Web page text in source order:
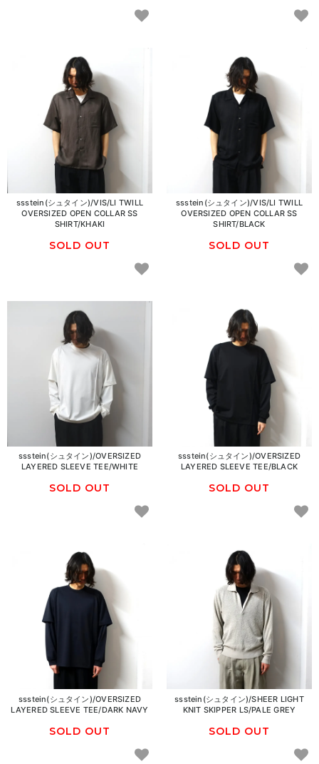
ssstein(シュタイン)/VIS/LI TWILL
OVERSIZED OPEN COLLAR SS
SHIRT/KHAKI
SOLD OUT
ssstein(シュタイン)/VIS/LI TWILL
OVERSIZED OPEN COLLAR SS
SHIRT/BLACK
SOLD OUT
ssstein(シュタイン)/OVERSIZED
LAYERED SLEEVE TEE/WHITE
SOLD OUT
ssstein(シュタイン)/OVERSIZED
LAYERED SLEEVE TEE/BLACK
SOLD OUT
ssstein(シュタイン)/OVERSIZED
LAYERED SLEEVE TEE/DARK NAVY
SOLD OUT
ssstein(シュタイン)/SHEER LIGHT
KNIT SKIPPER LS/PALE GREY
SOLD OUT